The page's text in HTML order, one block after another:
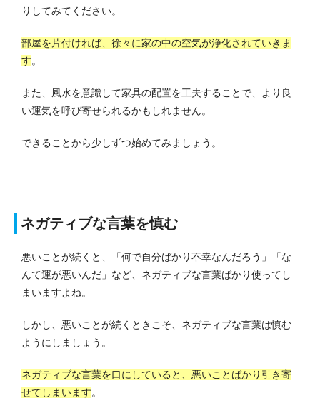
りしてみてください。
部屋を片付ければ、徐々に家の中の空気が浄化されていきま
す。
また、風水を意識して家具の配置を工夫することで、より良
い運気を呼び寄せられるかもしれません。
できることから少しずつ始めてみましょう。
ネガティブな言葉を慎む
悪いことが続くと、「何で自分ばかり不幸なんだろう」「な
んて運が悪いんだ」など、ネガティブな言葉ばかり使ってし
まいますよね。
しかし、悪いことが続くときこそ、ネガティブな言葉は慎む
ようにしましょう。
ネガティブな言葉を口にしていると、悪いことばかり引き寄
せてしまいます。